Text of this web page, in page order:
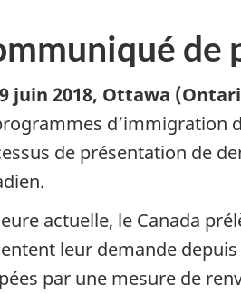
de
juin 2018, Ottawa
d’immigration
de présentation de
actuelle, le Canada
leur demande
par une mesure de